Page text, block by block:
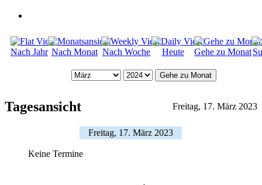
Nach Jahr Nach Monat Nach Woche Heute Gehe zu Monat
Gehe zu Monat
Tagesansicht Freitag, 17. März 2023
Freitag, 17. März 2023
Keine Termine